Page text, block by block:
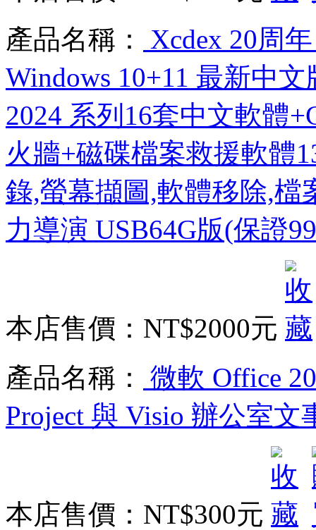
產品名稱：
Xcdex 20周
Windows 10+11 最新中
2024 系列16套中文軟體
火牆+磁碟檔案救援軟體
錄,螢幕擷圖,軟體移除,檔
力導演 USB64G版(保證
本店售價： NT$2000元
產品名稱：
微軟 Office
Project 與 Visio 辦公室
本店售價： NT$300元